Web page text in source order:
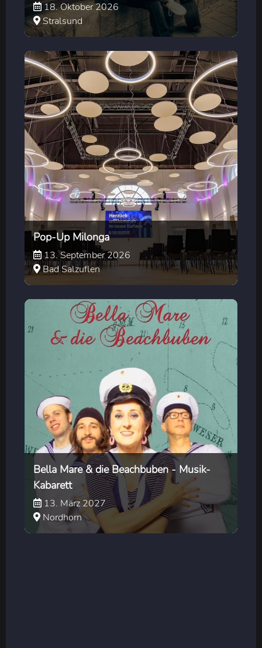
18. Oktober 2026
Stralsund
Pop-Up Milonga
13. September 2026
Bad Salzuflen
Bella Mare & die Beachbuben - Musik-
Kabarett
13. März 2027
Nordhorn